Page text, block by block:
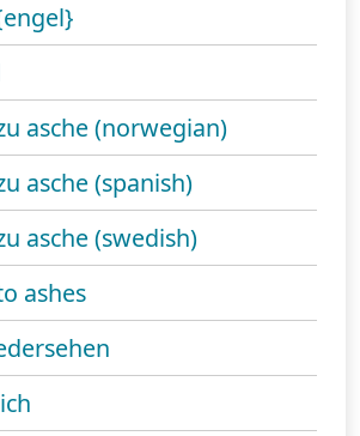
asche (norwegian)
asche (spanish)
asche (swedish)
ashes